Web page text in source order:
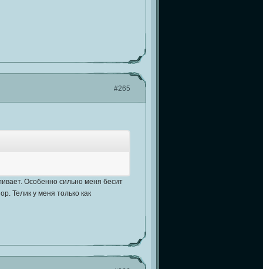
#265
Особенно сильно меня бесит
Телик у меня только как